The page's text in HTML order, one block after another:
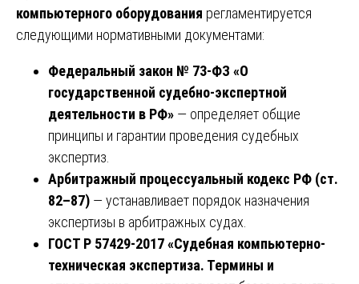
компьютерного оборудования регламентируется
следующими нормативными документами:
Федеральный закон № 73-ФЗ «О
государственной судебно-экспертной
деятельности в РФ» — определяет общие
принципы и гарантии проведения судебных
экспертиз.
Арбитражный процессуальный кодекс РФ (ст.
82–87) — устанавливает порядок назначения
экспертизы в арбитражных судах.
ГОСТ Р 57429-2017 «Судебная компьютерно-
техническая экспертиза. Термины и